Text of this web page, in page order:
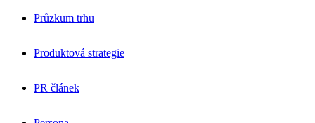
Průzkum trhu
Produktová strategie
PR článek